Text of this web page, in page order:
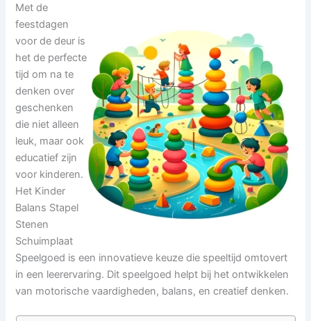
Met de
feestdagen
voor de deur is
het de perfecte
tijd om na te
denken over
geschenken
die niet alleen
leuk, maar ook
educatief zijn
voor kinderen.
Het Kinder
Balans Stapel
Stenen
Schuimplaat
Speelgoed is een innovatieve keuze die speeltijd omtovert
in een leerervaring. Dit speelgoed helpt bij het ontwikkelen
van motorische vaardigheden, balans, en creatief denken.